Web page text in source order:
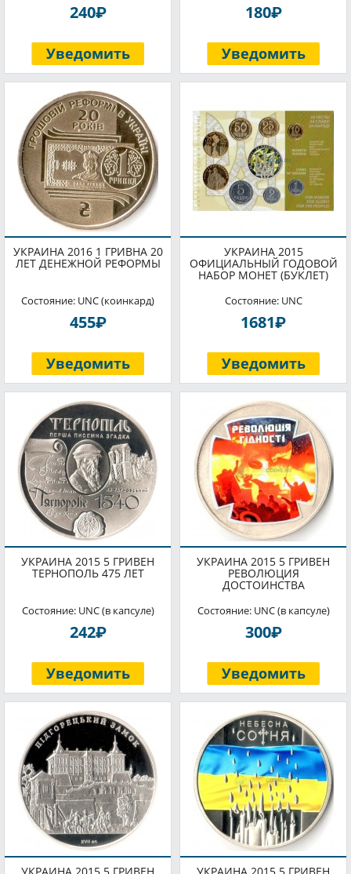
240P
Уведомить
180P
Уведомить
УКРАИНА 2016 1 ГРИВНА 20
ЛЕТ ДЕНЕЖНОЙ РЕФОРМЫ
Состояние: UNC (коинкард)
455P
Уведомить
УКРАИНА 2015
ОФИЦИАЛЬНЫЙ ГОДОВОЙ
НАБОР МОНЕТ (БУКЛЕТ)
Состояние: UNC
1681P
Уведомить
УКРАИНА 2015 5 ГРИВЕН
ТЕРНОПОЛЬ 475 ЛЕТ
Состояние: UNC (в капсуле)
242P
Уведомить
УКРАИНА 2015 5 ГРИВЕН
РЕВОЛЮЦИЯ
ДОСТОИНСТВА
Состояние: UNC (в капсуле)
300P
Уведомить